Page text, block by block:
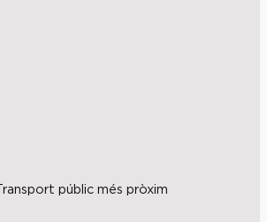
Transport públic més pròxim